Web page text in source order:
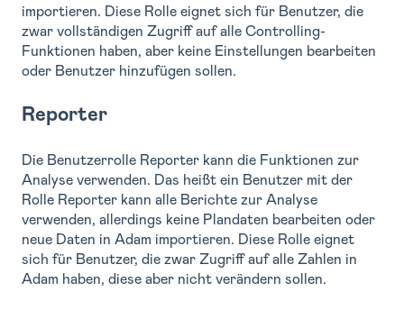
importieren. Diese Rolle eignet sich für Benutzer, die
zwar vollständigen Zugriff auf alle Controlling-
Funktionen haben, aber keine Einstellungen bearbeiten
oder Benutzer hinzufügen sollen.
Reporter
Die Benutzerrolle Reporter kann die Funktionen zur
Analyse verwenden. Das heißt ein Benutzer mit der
Rolle Reporter kann alle Berichte zur Analyse
verwenden, allerdings keine Plandaten bearbeiten oder
neue Daten in Adam importieren. Diese Rolle eignet
sich für Benutzer, die zwar Zugriff auf alle Zahlen in
Adam haben, diese aber nicht verändern sollen.